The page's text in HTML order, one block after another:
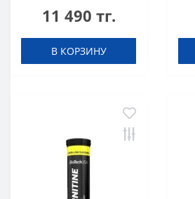
Chrome 60 таблеток
11 490 тг.
В КОРЗИНУ